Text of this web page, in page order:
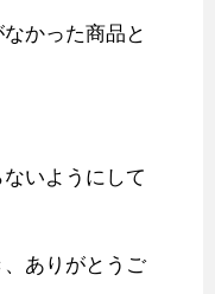
かった商品と
いようにして
ありがとうご